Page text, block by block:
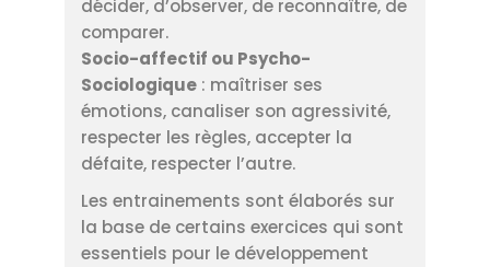
décider, d’observer, de reconnaître, de
comparer.
Socio-affectif ou Psycho-
Sociologique : maîtriser ses
émotions, canaliser son agressivité,
respecter les règles, accepter la
défaite, respecter l’autre.
Les entrainements sont élaborés sur
la base de certains exercices qui sont
essentiels pour le développement